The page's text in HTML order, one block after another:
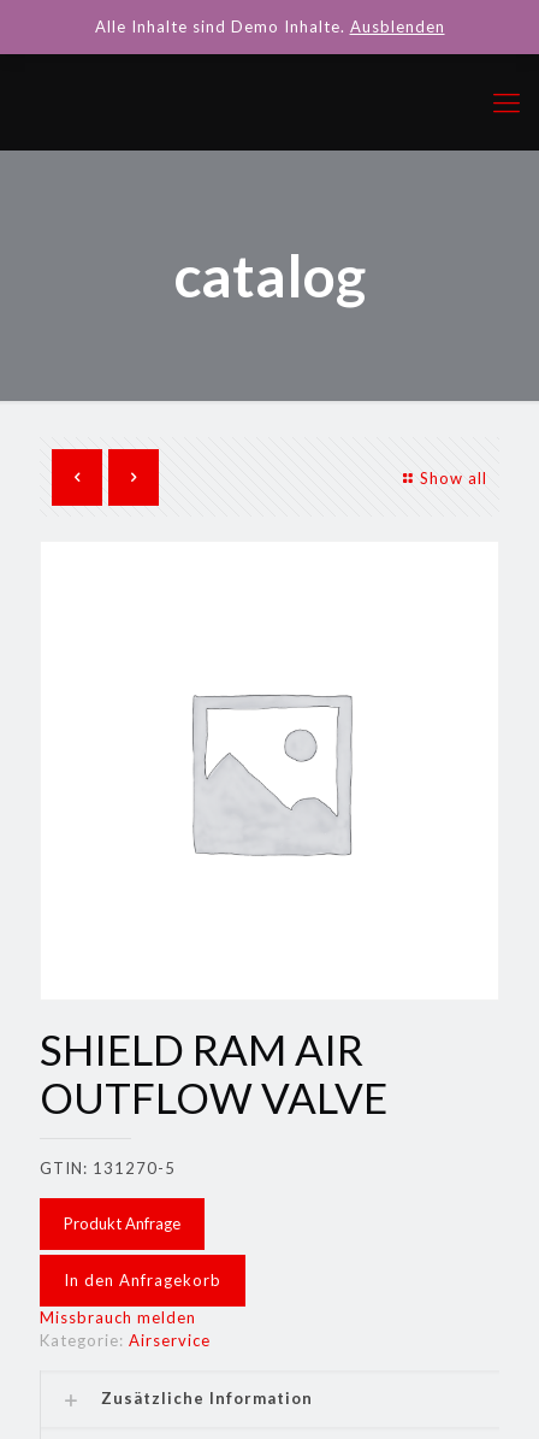
catalog
Show all
SHIELD RAM AIR
OUTFLOW VALVE
GTIN: 131270-5
Produkt Anfrage
In den Anfragekorb
Missbrauch melden
Kategorie: Airservice
Zusätzliche Information
Alle Inhalte sind Demo Inhalte. Ausblenden